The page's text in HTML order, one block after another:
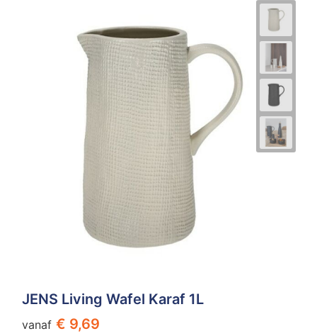
JENS Living Wafel Karaf 1L
vanaf € 9,69